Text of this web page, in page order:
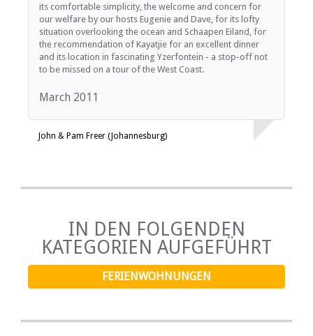
its comfortable simplicity, the welcome and concern for
our welfare by our hosts Eugenie and Dave, for its lofty
situation overlooking the ocean and Schaapen Eiland, for
the recommendation of Kayatjie for an excellent dinner
and its location in fascinating Yzerfontein - a stop-off not
to be missed on a tour of the West Coast.
March 2011
John & Pam Freer (Johannesburg)
IN DEN FOLGENDEN
KATEGORIEN AUFGEFÜHRT
FERIENWOHNUNGEN